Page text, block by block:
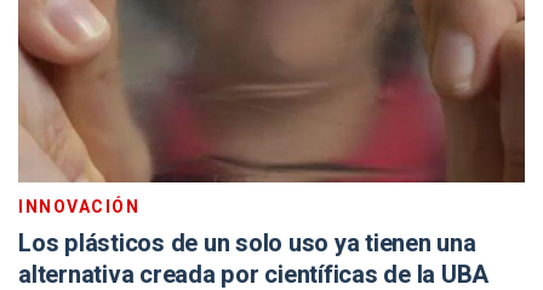
INNOVACIÓN
Los plásticos de un solo uso ya tienen una
alternativa creada por científicas de la UBA